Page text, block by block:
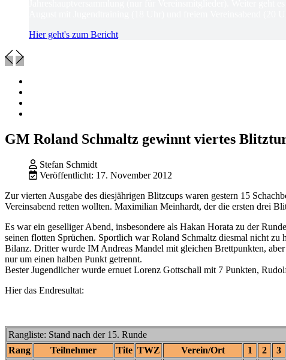
Hier geht's zum Bericht
GM Roland Schmaltz gewinnt viertes
Stefan Schmidt
Veröffentlicht: 17. November 2012
Zur vierten Ausgabe des diesjährigen Blitzcups waren gestern 15
Vereinsabend retten wollten. Maximilian Meinhardt, der die ersten drei
Es war ein geselliger Abend, insbesondere als Hakan Horata zu der
seinen flotten Sprüchen. Sportlich war Roland Schmaltz diesmal nicht
Bilanz. Dritter wurde IM Andreas Mandel mit gleichen Brettpunkten,
nur um einen halben Punkt getrennt.
Bester Jugendlicher wurde ernuet Lorenz Gottschall mit 7 Punkten,
Hier das Endresultat:
Rangliste: Stand nach der 15. Runde
Rang
Teilnehmer Tite TWZ Verein/Ort 1 2 3